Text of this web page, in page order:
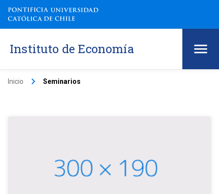
Instituto de Economía
Inicio keyboard_arrow_right Seminarios